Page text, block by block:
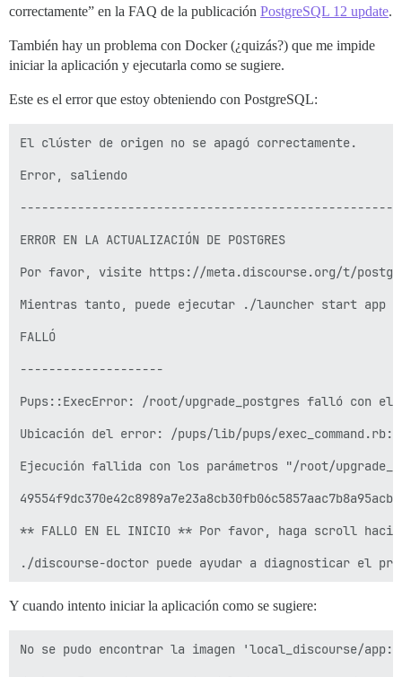
correctamente” en la FAQ de la publicación PostgreSQL 12 update.
También hay un problema con Docker (¿quizás?) que me impide
iniciar la aplicación y ejecutarla como se sugiere.
Este es el error que estoy obteniendo con PostgreSQL:
El clúster de origen no se apagó correctamente.
Error, saliendo
ERROR EN LA ACTUALIZACIÓN DE POSTGRES
Por favor, visite https://meta.discourse.org/t/
Mientras tanto, puede ejecutar ./launcher start app
FALLÓ
--------------------
Pups::ExecError: /root/upgrade_postgres falló con
Ubicación del error: /pups/lib/pups/
Ejecución fallida con los parámetros "/root/
** FALLO EN EL INICIO ** Por favor, haga scroll
Y cuando intento iniciar la aplicación como se sugiere:
No se pudo encontrar la imagen 'local_discourse/